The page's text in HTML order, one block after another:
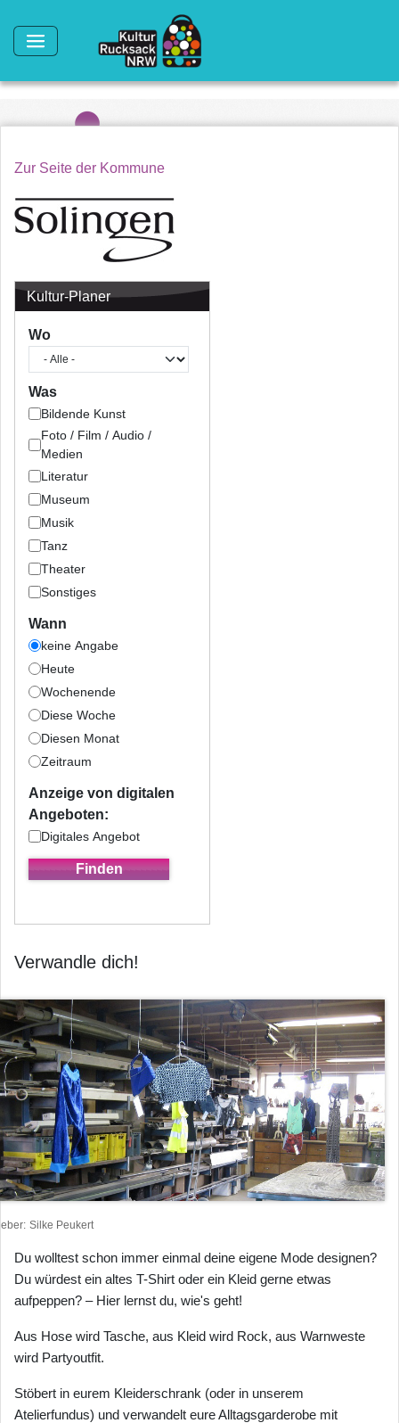
Zur Seite der Kommune
Kultur-Planer
Wo
Was
Bildende Kunst
Foto / Film / Audio /
Medien
Literatur
Museum
Musik
Tanz
Theater
Sonstiges
Wann
keine Angabe
Heute
Wochenende
Diese Woche
Diesen Monat
Zeitraum
Anzeige von digitalen
Angeboten:
Digitales Angebot
Verwandle dich!
Silke Peukert
Du wolltest schon immer einmal deine eigene Mode designen?
Du würdest ein altes T-Shirt oder ein Kleid gerne etwas
aufpeppen? – Hier lernst du, wie's geht!
Aus Hose wird Tasche, aus Kleid wird Rock, aus Warnweste
wird Partyoutfit.
Stöbert in eurem Kleiderschrank (oder in unserem
Atelierfundus) und verwandelt eure Alltagsgarderobe mit